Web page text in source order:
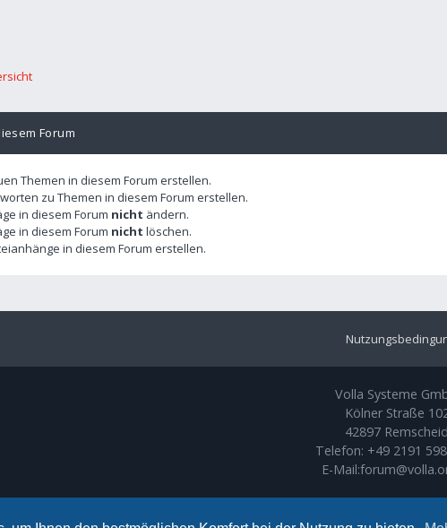
Forum
Themen in diesem Forum erstellen.
zu Themen in diesem Forum erstellen.
in diesem Forum nicht ändern.
in diesem Forum nicht löschen.
in diesem Forum erstellen.
Volla Systeme
Kölner Straße
42897 Remscheid
Telefon: +49 2191
E-Mail: